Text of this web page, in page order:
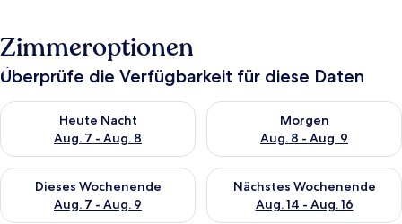
Zimmeroptionen
Überprüfe die Verfügbarkeit für diese Daten
Heute Nacht
Aug. 7 - Aug. 8
Überprüfe die Verfügbarkeit für heute Nacht, Aug. 7 - Aug. 8.
Morgen
Aug. 8 - Aug. 9
Überprüfe die Verfügbarkeit
Dieses Wochenende
Aug. 7 - Aug. 9
Überprüfe die Verfügbarkeit für dieses Wochenende, Aug. 7
Nächstes Wochenende
Aug. 14 - Aug. 16
Überprüfe die Verfügbarkeit